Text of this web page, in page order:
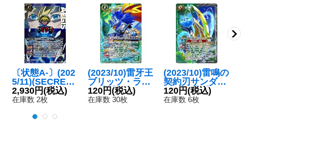
〔状態A-〕(202
5/11)(SECRET)
[S.E.E.S.制式戦
闘服]アイギス
{CB33-CX01}
2,930円(税込)
在庫数 2枚
(2023/10)雷牙王
ブリッツ・ラン
ポ【X】{BS66-
X04}《緑》
120円(税込)
在庫数 30枚
(2023/10)雷鳴の
契約刃サンダー
エッジ【X】{B
S66-X10}《多》
120円(税込)
在庫数 6枚